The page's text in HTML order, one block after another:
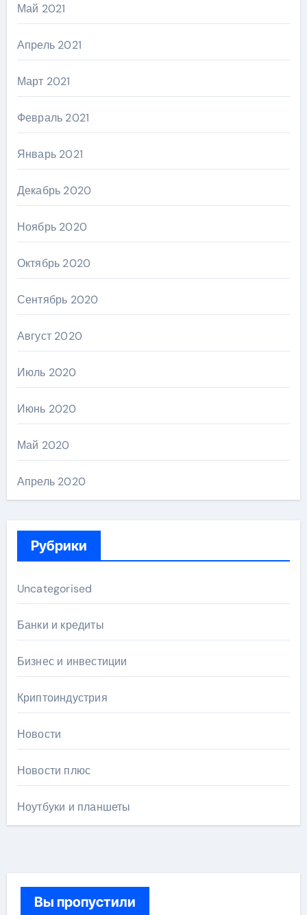
Май 2021
Апрель 2021
Март 2021
Февраль 2021
Январь 2021
Декабрь 2020
Ноябрь 2020
Октябрь 2020
Сентябрь 2020
Август 2020
Июль 2020
Июнь 2020
Май 2020
Апрель 2020
Рубрики
Uncategorised
Банки и кредиты
Бизнес и инвестиции
Криптоиндустрия
Новости
Новости плюс
Ноутбуки и планшеты
Вы пропустили